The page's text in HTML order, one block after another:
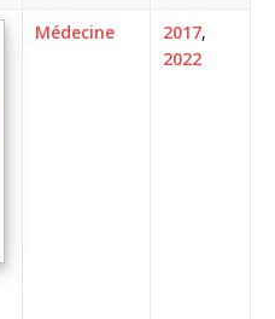
Médecine 2017,
2022